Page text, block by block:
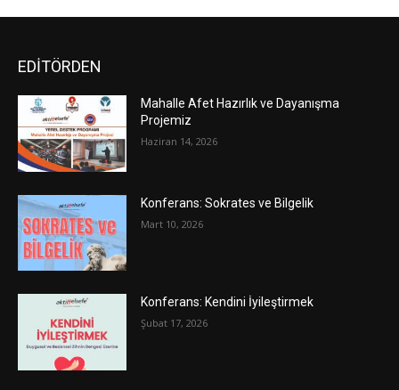
EDİTÖRDEN
Mahalle Afet Hazırlık ve Dayanışma
Projemiz
Haziran 14, 2026
Konferans: Sokrates ve Bilgelik
Mart 10, 2026
Konferans: Kendini İyileştirmek
Şubat 17, 2026